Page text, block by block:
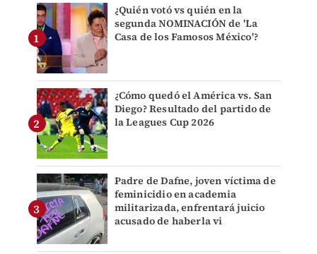
¿Quién votó vs quién en la
segunda NOMINACIÓN de 'La
Casa de los Famosos México'?
¿Cómo quedó el América vs. San
Diego? Resultado del partido de
la Leagues Cup 2026
Padre de Dafne, joven víctima de
feminicidio en academia
militarizada, enfrentará juicio
acusado de haberla vi